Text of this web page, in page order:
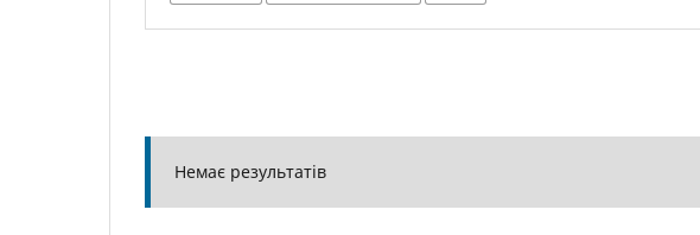
Немає результатів